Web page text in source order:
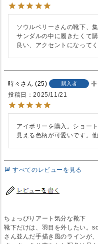
ソウルベリーさんの靴下、集
サンダルの中に履きたくて購
良い、アクセントになってく
時々 25 購入者
投稿日
2025/11/21
アイボリーを購入。ショー
見える色柄が可愛いです。
すべてのレビューを見る
ちょっぴりアート気分な靴下
靴下だけは、羽目を外したい。
さん並んだ手描き風のラインが